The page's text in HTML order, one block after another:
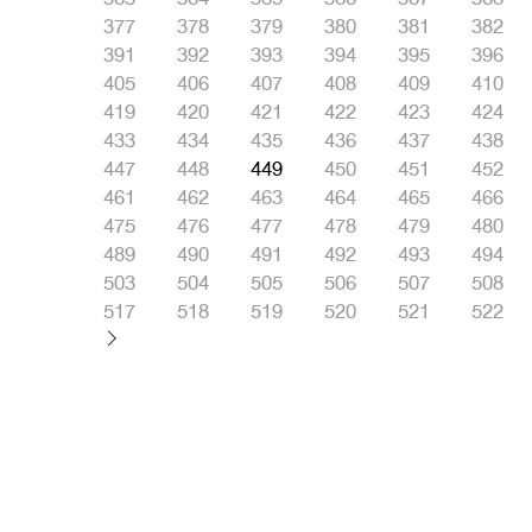
377
378 379 380 381
382
391
392 393 394 395
396
405
406 407 408 409
410
419
420 421 422 423
424
433
434 435 436 437
438
447
448 449 450 451
452
461
462 463 464 465
466
475
476 477 478 479
480
489
490 491 492 493
494
503
504 505 506 507
508
517
518 519 520 521 522